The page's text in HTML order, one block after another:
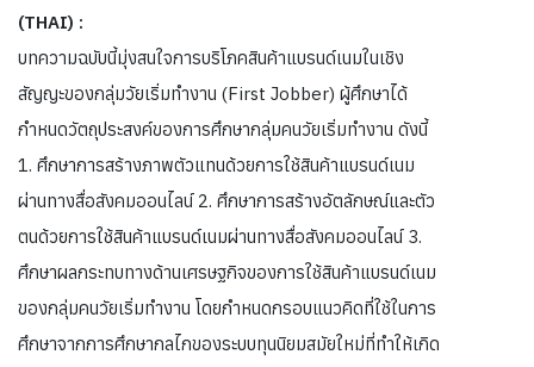
(THAI) :
บทความฉบับนี้มุ่งสนใจการบริโภคสินค้าแบรนด์เนมในเชิง
สัญญะของกลุ่มวัยเริ่มทำงาน (First Jobber) ผู้ศึกษาได้
กำหนดวัตถุประสงค์ของการศึกษากลุ่มคนวัยเริ่มทำงาน ดังนี้
1. ศึกษาการสร้างภาพตัวแทนด้วยการใช้สินค้าแบรนด์เนม
ผ่านทางสื่อสังคมออนไลน์ 2. ศึกษาการสร้างอัตลักษณ์และตัว
ตนด้วยการใช้สินค้าแบรนด์เนมผ่านทางสื่อสังคมออนไลน์ 3.
ศึกษาผลกระทบทางด้านเศรษฐกิจของการใช้สินค้าแบรนด์เนม
ของกลุ่มคนวัยเริ่มทำงาน โดยกำหนดกรอบแนวคิดที่ใช้ในการ
ศึกษาจากการศึกษากลไกของระบบทุนนิยมสมัยใหม่ที่ทำให้เกิด